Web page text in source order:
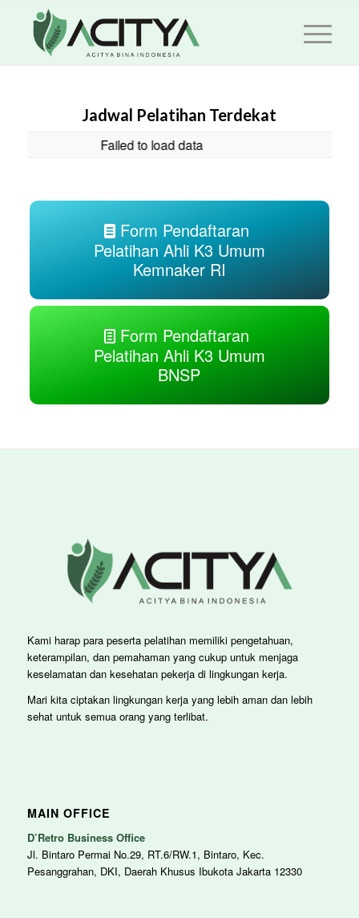
Jadwal Pelatihan Terdekat
Failed to load data
Form Pendaftaran
Pelatihan Ahli K3 Umum
Kemnaker RI
Form Pendaftaran
Pelatihan Ahli K3 Umum
BNSP
Kami harap para peserta pelatihan memiliki pengetahuan,
keterampilan, dan pemahaman yang cukup untuk menjaga
keselamatan dan kesehatan pekerja di lingkungan kerja.
Mari kita ciptakan lingkungan kerja yang lebih aman dan lebih
sehat untuk semua orang yang terlibat.
MAIN OFFICE
D’Retro Business Office
Jl. Bintaro Permai No.29, RT.6/RW.1, Bintaro, Kec.
Pesanggrahan, DKI, Daerah Khusus Ibukota Jakarta 12330